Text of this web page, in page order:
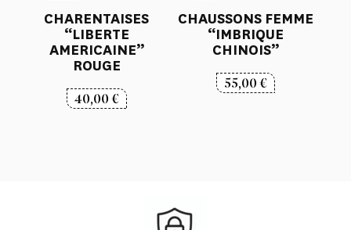
CHARENTAISES
“LIBERTE
AMERICAINE”
ROUGE
40,00€
CHAUSSONS FEMME
“IMBRIQUE
CHINOIS”
55,00€